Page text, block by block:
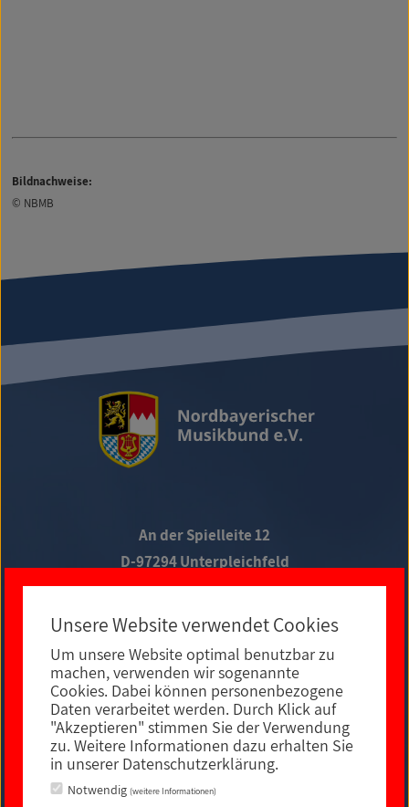
Bildnachweise:
© NBMB
An der Spielleite 12
D-97294 Unterpleichfeld
Telefon +49 9367 988 689-0
Social Media
Unsere Website verwendet Cookies
Um unsere Website optimal benutzbar zu
machen, verwenden wir sogenannte
Cookies. Dabei können personenbezogene
Daten verarbeitet werden. Durch Klick auf
"Akzeptieren" stimmen Sie der Verwendung
zu. Weitere Informationen dazu erhalten Sie
in unserer Datenschutzerklärung.
Notwendig (weitere Informationen)